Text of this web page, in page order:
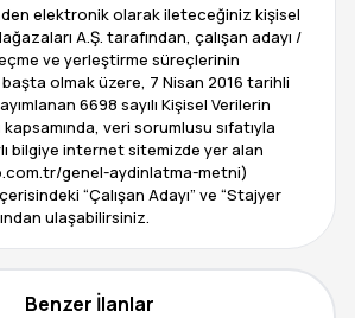
elektronik olarak ileteceğiniz kişisel
A.Ş. tarafından, çalışan adayı /
ve yerleştirme süreçlerinin
olmak üzere, 7 Nisan 2016 tarihli
6698 sayılı Kişisel Verilerin
veri sorumlusu sıfatıyla
bilgiye internet sitemizde yer alan
genel-aydinlatma-metni)
“Çalışan Adayı” ve “Stajyer
ulaşabilirsiniz.
Benzer İlanlar